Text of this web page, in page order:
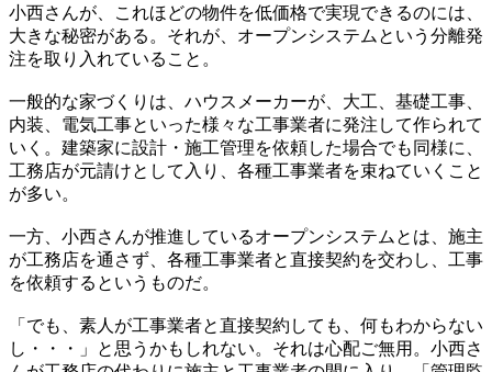
小西さんが、これほどの物件を低価格で実現できるのには、
大きな秘密がある。それが、オープンシステムという分離発
注を取り入れていること。
一般的な家づくりは、ハウスメーカーが、大工、基礎工事、
内装、電気工事といった様々な工事業者に発注して作られて
いく。建築家に設計・施工管理を依頼した場合でも同様に、
工務店が元請けとして入り、各種工事業者を束ねていくこと
が多い。
一方、小西さんが推進しているオープンシステムとは、施主
が工務店を通さず、各種工事業者と直接契約を交わし、工事
を依頼するというものだ。
「でも、素人が工事業者と直接契約しても、何もわからない
し・・・」と思うかもしれない。それは心配ご無用。小西さ